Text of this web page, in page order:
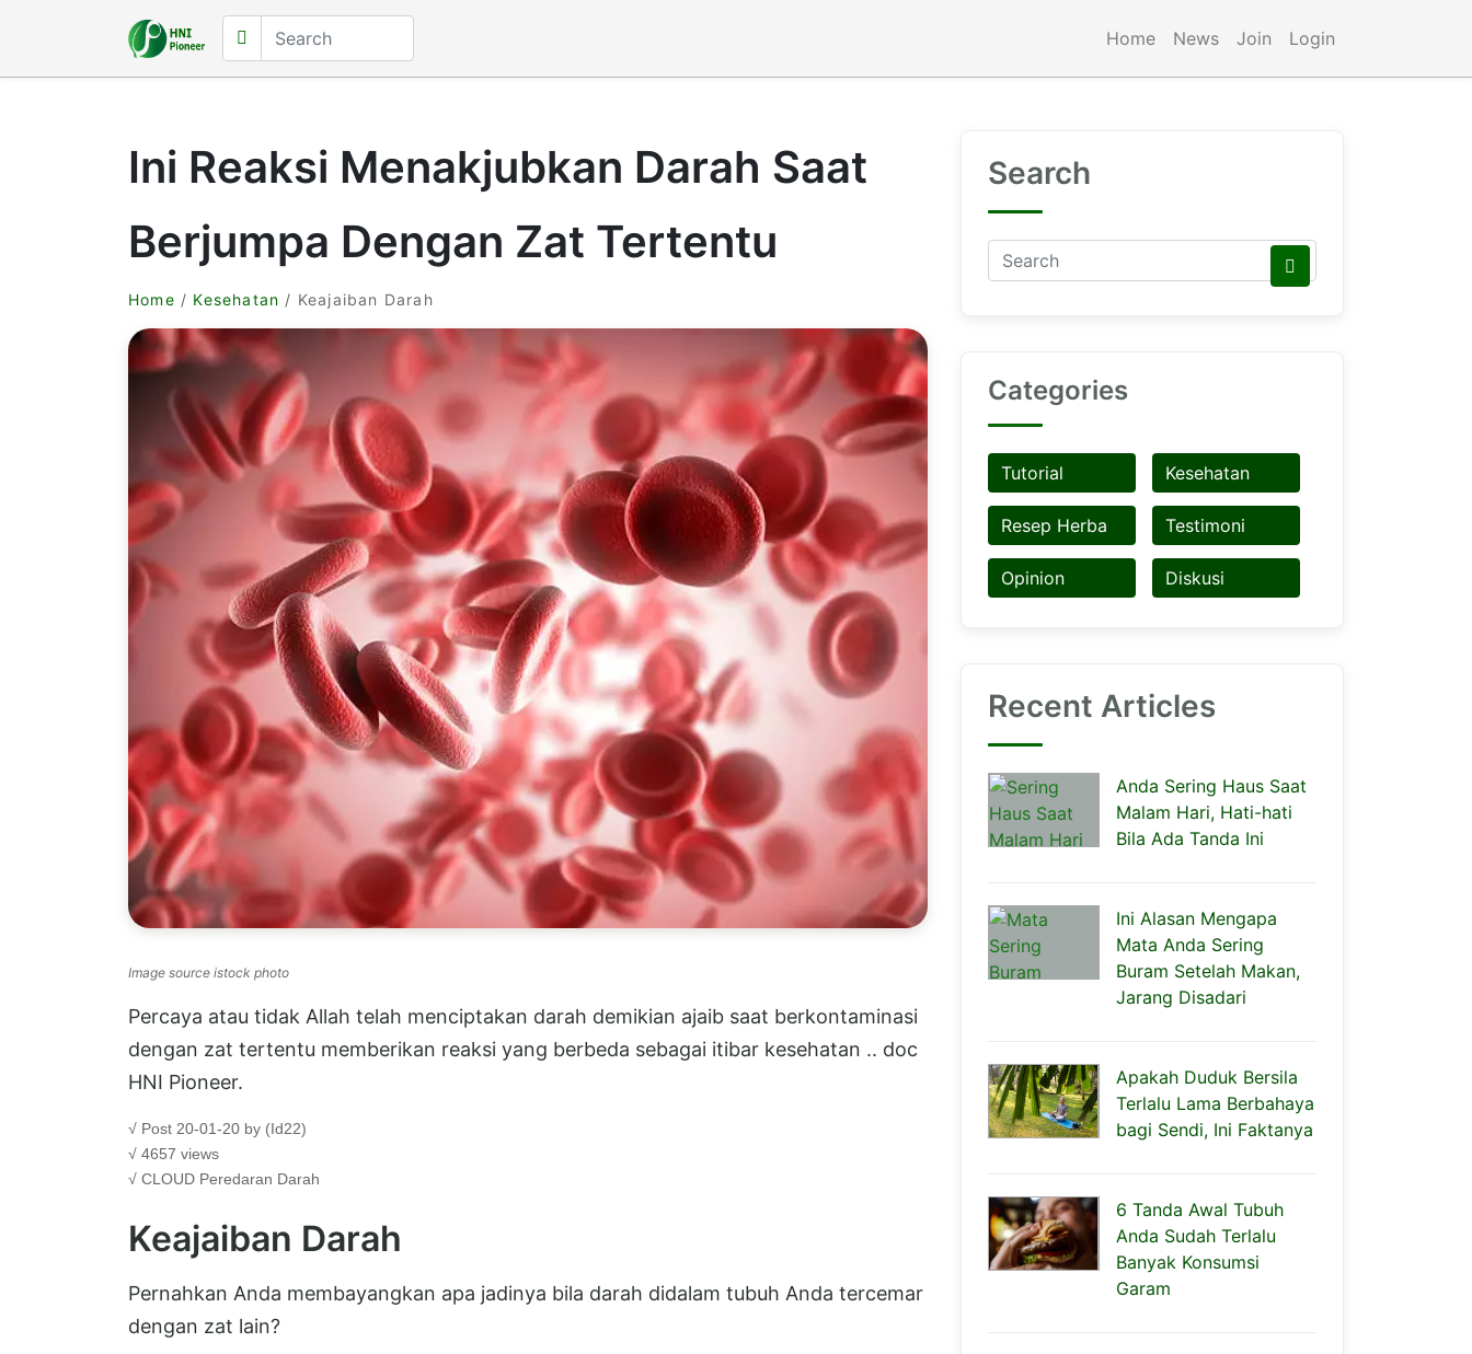
Home News Join Login
Ini Reaksi Menakjubkan Darah Saat
Berjumpa Dengan Zat Tertentu
Home / Kesehatan / Keajaiban Darah
Image source istock photo
Percaya atau tidak Allah telah menciptakan darah demikian ajaib saat berkontaminasi
dengan zat tertentu memberikan reaksi yang berbeda sebagai itibar kesehatan .. doc
HNI Pioneer.
√ Post 20-01-20 by (Id22)
√ 4657 views
√ CLOUD Peredaran Darah
Keajaiban Darah
Pernahkan Anda membayangkan apa jadinya bila darah didalam tubuh Anda tercemar
dengan zat lain?
Search
Categories
Tutorial Kesehatan
Resep Herba Testimoni
Opinion Diskusi
Recent Articles
Anda Sering Haus Saat
Malam Hari, Hati-hati
Bila Ada Tanda Ini
Ini Alasan Mengapa
Mata Anda Sering
Buram Setelah Makan,
Jarang Disadari
Apakah Duduk Bersila
Terlalu Lama Berbahaya
bagi Sendi, Ini Faktanya
6 Tanda Awal Tubuh
Anda Sudah Terlalu
Banyak Konsumsi
Garam